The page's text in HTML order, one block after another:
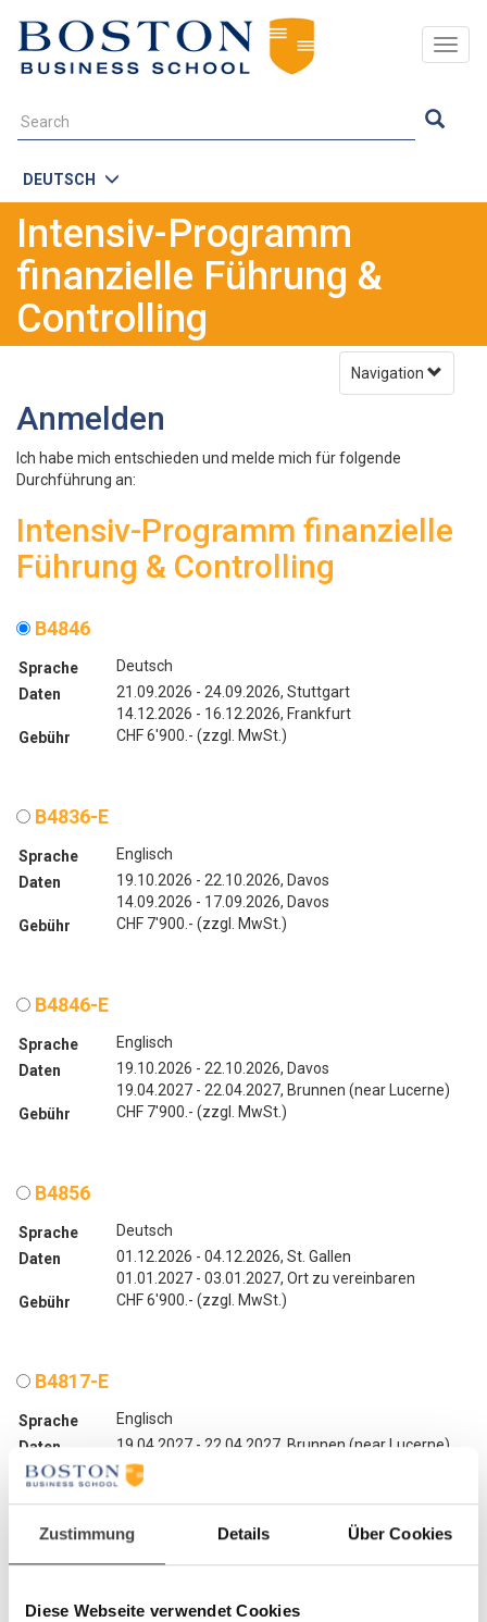
Zustimmung Details Über Cookies
Diese Webseite verwendet Cookies
DEUTSCH
Intensiv-Programm
finanzielle Führung &
Controlling
Navigation
Anmelden
Ich habe mich entschieden und melde mich für folgende
Durchführung an:
Intensiv-Programm finanzielle
Führung & Controlling
B4846
Sprache
Deutsch
Daten
21.09.2026 - 24.09.2026, Stuttgart
14.12.2026 - 16.12.2026, Frankfurt
Gebühr
CHF 6'900.- (zzgl. MwSt.)
B4836-E
Sprache
Englisch
Daten
19.10.2026 - 22.10.2026, Davos
14.09.2026 - 17.09.2026, Davos
Gebühr
CHF 7'900.- (zzgl. MwSt.)
B4846-E
Sprache
Englisch
Daten
19.10.2026 - 22.10.2026, Davos
19.04.2027 - 22.04.2027, Brunnen (near Lucerne)
Gebühr
CHF 7'900.- (zzgl. MwSt.)
B4856
Sprache
Deutsch
Daten
01.12.2026 - 04.12.2026, St. Gallen
01.01.2027 - 03.01.2027, Ort zu vereinbaren
Gebühr
CHF 6'900.- (zzgl. MwSt.)
B4817-E
Sprache
Englisch
Daten
19.04.2027 - 22.04.2027, Brunnen (near Lucerne)
04.10.2027 - 07.10.2027, Davos
Gebühr
EUR 8'700.- / CHF 7'900.- (zzgl. MwSt.)
B4827-E
Sprache
Englisch